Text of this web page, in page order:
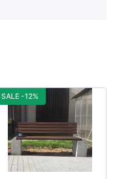
SALE -12%